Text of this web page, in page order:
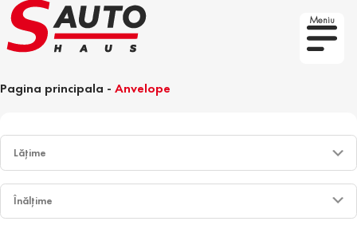
Meniu
Pagina principala - Anvelope